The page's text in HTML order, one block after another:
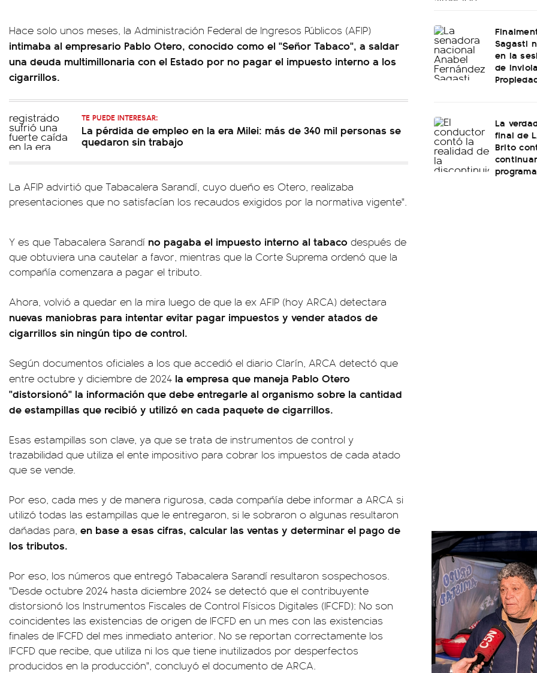
Hace solo unos meses, la Administración Federal de Ingresos Públicos (AFIP)
intimaba al empresario Pablo Otero, conocido como el "Señor Tabaco", a saldar
una deuda multimillonaria con el Estado por no pagar el impuesto interno a los
cigarrillos.
TE PUEDE INTERESAR:
La pérdida de empleo en la era Milei: más de 340 mil personas se
quedaron sin trabajo
La AFIP advirtió que Tabacalera Sarandí, cuyo dueño es Otero, realizaba
presentaciones que no satisfacían los recaudos exigidos por la normativa vigente".
Y es que Tabacalera Sarandí no pagaba el impuesto interno al tabaco después de
que obtuviera una cautelar a favor, mientras que la Corte Suprema ordenó que la
compañía comenzara a pagar el tributo.
Ahora, volvió a quedar en la mira luego de que la ex AFIP (hoy ARCA) detectara
nuevas maniobras para intentar evitar pagar impuestos y vender atados de
cigarrillos sin ningún tipo de control.
Según documentos oficiales a los que accedió el diario Clarín, ARCA detectó que
entre octubre y diciembre de 2024 la empresa que maneja Pablo Otero
"distorsionó" la información que debe entregarle al organismo sobre la cantidad
de estampillas que recibió y utilizó en cada paquete de cigarrillos.
Esas estampillas son clave, ya que se trata de instrumentos de control y
trazabilidad que utiliza el ente impositivo para cobrar los impuestos de cada atado
que se vende.
Por eso, cada mes y de manera rigurosa, cada compañía debe informar a ARCA si
utilizó todas las estampillas que le entregaron, si le sobraron o algunas resultaron
dañadas para, en base a esas cifras, calcular las ventas y determinar el pago de
los tributos.
Por eso, los números que entregó Tabacalera Sarandí resultaron sospechosos.
"Desde octubre 2024 hasta diciembre 2024 se detectó que el contribuyente
distorsionó los Instrumentos Fiscales de Control Físicos Digitales (IFCFD): No son
coincidentes las existencias de origen de IFCFD en un mes con las existencias
finales de IFCFD del mes inmediato anterior. No se reportan correctamente los
IFCFD que recibe, que utiliza ni los que tiene inutilizados por desperfectos
producidos en la producción", concluyó el documento de ARCA.
Sagasti
en la
de
La
final de
Brito
programa